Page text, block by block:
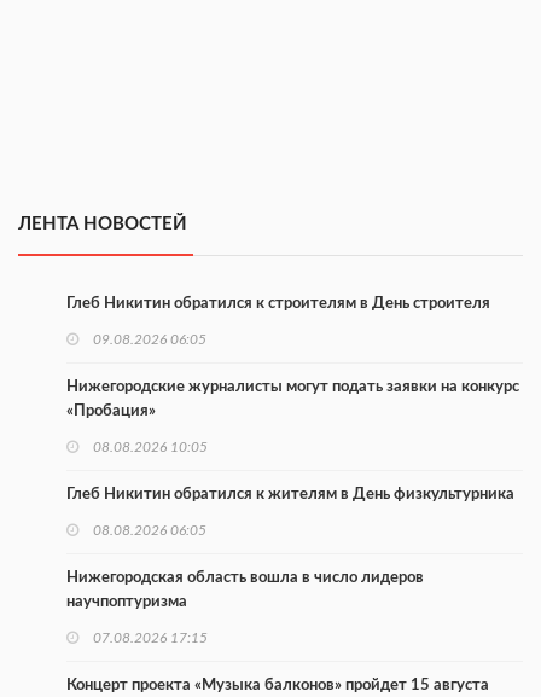
ЛЕНТА НОВОСТЕЙ
Глеб Никитин обратился к строителям в День строителя
09.08.2026 06:05
Нижегородские журналисты могут подать заявки на конкурс
«Пробация»
08.08.2026 10:05
Глеб Никитин обратился к жителям в День физкультурника
08.08.2026 06:05
Нижегородская область вошла в число лидеров
научпоптуризма
07.08.2026 17:15
Концерт проекта «Музыка балконов» пройдет 15 августа